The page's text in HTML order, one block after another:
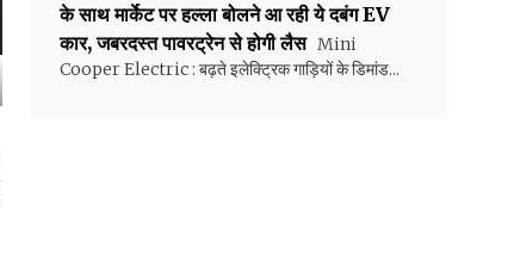
के साथ मार्केट पर हल्ला बोलने आ रही ये दबंग EV
कार, जबरदस्त पावरट्रेन से होगी लैस Mini
Cooper Electric : बढ़ते इलेक्ट्रिक गाड़ियों के डिमांड...